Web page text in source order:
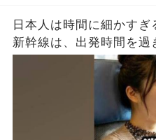
日本人は時間に細かす
新幹線は、出発時間を過
配がない。 グリーン車
男がスーツケースをド
まらず、警告音だけが
ピリつく中、若い女性
ん、ドアに荷物を挟ま